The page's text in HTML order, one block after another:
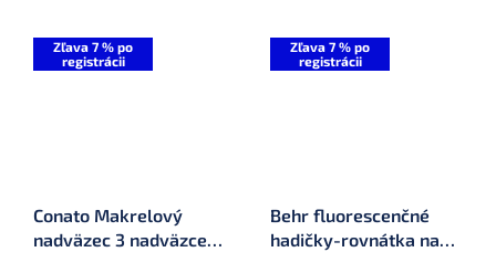
Zľava 7 % po
registrácii
Conato Makrelový
nadväzec 3 nadväzce,
Zľava 7 % po
registrácii
Behr fluorescenčné
hadičky-rovnátka na